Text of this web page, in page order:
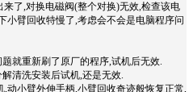
来了,对换电磁阀(整个对换)无效,检查该电
小臂回收特慢了,考虑会不会是电脑程序问
就重新刷了原厂的程序,试机后无效.
清洗安装后试机,还是无效.
动小臂外伸手柄,小臂回收奇迹般恢复正常,